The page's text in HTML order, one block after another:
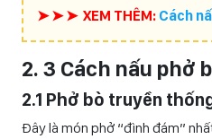
➤ ➤ ➤ XEM THÊM: Cách
2. 3 Cách nấu phở
2.1 Phở bò truyền
Đây là món phở “đình đám”